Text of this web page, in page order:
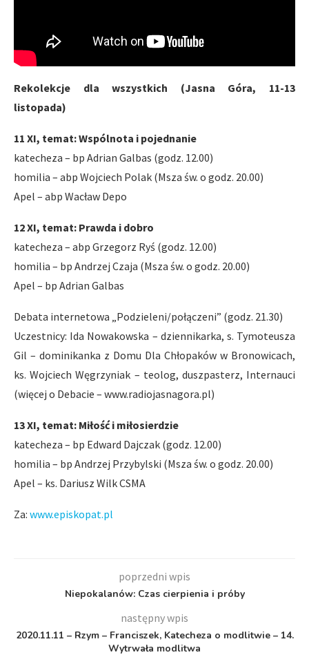
Rekolekcje dla wszystkich (Jasna Góra, 11-13
listopada)
11 XI, temat: Wspólnota i pojednanie
katecheza – bp Adrian Galbas (godz. 12.00)
homilia – abp Wojciech Polak (Msza św. o godz. 20.00)
Apel – abp Wacław Depo
12 XI, temat: Prawda i dobro
katecheza – abp Grzegorz Ryś (godz. 12.00)
homilia – bp Andrzej Czaja (Msza św. o godz. 20.00)
Apel – bp Adrian Galbas
Debata internetowa „Podzieleni/połączeni” (godz. 21.30)
Uczestnicy: Ida Nowakowska – dziennikarka, s. Tymoteusza
Gil – dominikanka z Domu Dla Chłopaków w Bronowicach,
ks. Wojciech Węgrzyniak – teolog, duszpasterz, Internauci
(więcej o Debacie – www.radiojasnagora.pl)
13 XI, temat: Miłość i miłosierdzie
katecheza – bp Edward Dajczak (godz. 12.00)
homilia – bp Andrzej Przybylski (Msza św. o godz. 20.00)
Apel – ks. Dariusz Wilk CSMA
Za: www.episkopat.pl
poprzedni wpis
Niepokalanów: Czas cierpienia i próby
następny wpis
2020.11.11 – Rzym – Franciszek, Katecheza o modlitwie – 14.
Wytrwała modlitwa